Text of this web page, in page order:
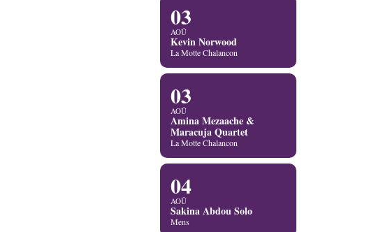
03
AOÛ
Kevin Norwood
La Motte Chalancon
03
AOÛ
Amina Mezaache &
Maracuja Quartet
La Motte Chalancon
04
AOÛ
Sakina Abdou Solo
Mens